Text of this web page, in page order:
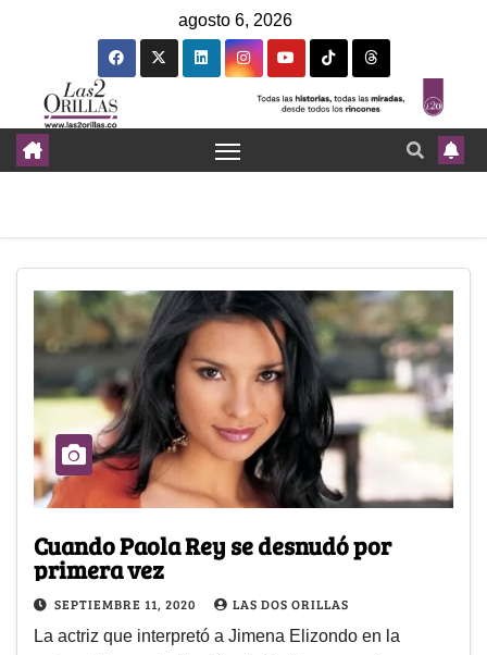
agosto 6, 2026
Cuando Paola Rey se desnudó por
primera vez
SEPTIEMBRE 11, 2020 LAS DOS ORILLAS
La actriz que interpretó a Jimena Elizondo en la